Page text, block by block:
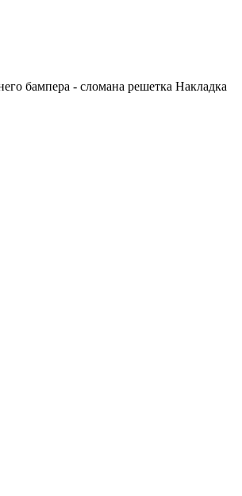
бампера - сломана решетка Накладка